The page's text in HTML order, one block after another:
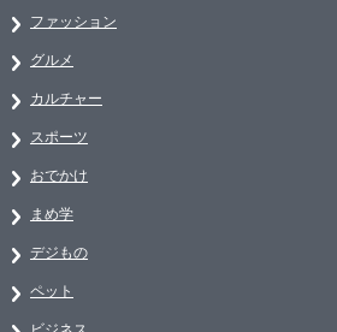
ファッション
グルメ
カルチャー
スポーツ
おでかけ
まめ学
デジもの
ペット